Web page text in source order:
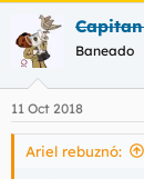
Baneado
11 Oct 2018
Ariel rebuznó: